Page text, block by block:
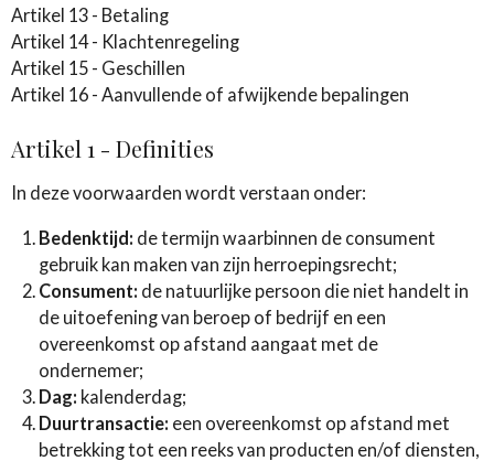
Artikel 13 - Betaling
Artikel 14 - Klachtenregeling
Artikel 15 - Geschillen
Artikel 16 - Aanvullende of afwijkende bepalingen
Artikel 1 - Definities
In deze voorwaarden wordt verstaan onder:
Bedenktijd: de termijn waarbinnen de consument
gebruik kan maken van zijn herroepingsrecht;
Consument: de natuurlijke persoon die niet handelt in
de uitoefening van beroep of bedrijf en een
overeenkomst op afstand aangaat met de
ondernemer;
Dag: kalenderdag;
Duurtransactie: een overeenkomst op afstand met
betrekking tot een reeks van producten en/of diensten,